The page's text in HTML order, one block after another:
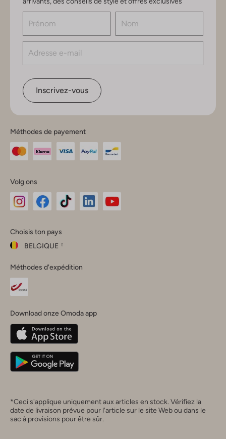
Inscrivez-vous
Méthodes de payement
Volg ons
Instagram
Facebook
TikTok
Choisis ton pays
BELGIQUE
ton
pays
Fermer
Belgique(Français)
Deutschland
Méthodes d'expédition
Download onze Omoda app
*Ceci s'applique uniquement aux articles en stock. Vérifiez la
date de livraison prévue pour l'article sur le site Web ou dans le
sac à provisions pour être sûr.